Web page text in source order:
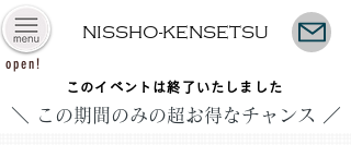
NISSHO-KENSETSU
open!
このイベントは終了いたしました
＼ この期間のみの超お得なチャンス ／